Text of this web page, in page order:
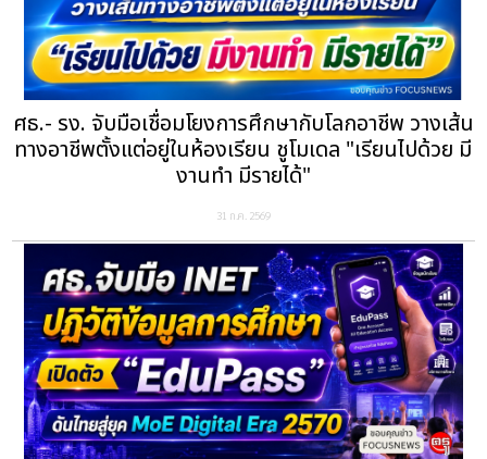
ศธ.- รง. จับมือเชื่อมโยงการศึกษากับโลกอาชีพ วางเส้น
ทางอาชีพตั้งแต่อยู่ในห้องเรียน ชูโมเดล "เรียนไปด้วย มี
งานทำ มีรายได้"
31 ก.ค. 2569